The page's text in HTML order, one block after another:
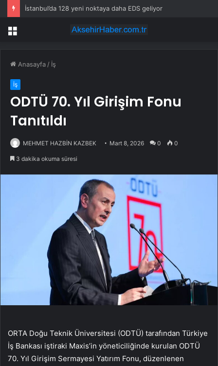
İstanbul’da 128 yeni noktaya daha EDS geliyor
Menü
Anasayfa / İş
İş
ODTÜ 70. Yıl Girişim Fonu
Tanıtıldı
MEHMET HAZBİN KAZBEK Mart 8, 2026 0 0
3 dakika okuma süresi
ORTA Doğu Teknik Üniversitesi (ODTÜ) tarafından Türkiye
İş Bankası iştiraki Maxis’in yöneticiliğinde kurulan ODTÜ
70. Yıl Girişim Sermayesi Yatırım Fonu, düzenlenen